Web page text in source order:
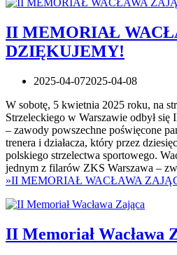
II MEMORIAŁ
DZIĘKUJEMY!
2025-04-072025-04-08
W sobotę, 5 kwietnia 2025 roku, na
Strzeleckiego w Warszawie odbył się
– zawody powszechne poświęcone
trenera i działacza, który przez
polskiego strzelectwa sportowego.
jednym z filarów ZKS Warszawa –
»II MEMORIAŁ WACŁAWA
II Memoriał Wacława